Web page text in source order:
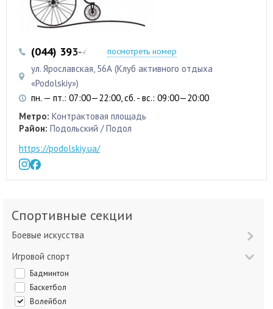
(044) 393-43-43 (044) 392-14-64
посмотреть номер
ул. Ярославская, 56А (Клуб активного отдыха
«Podolskiy»)
пн. — пт.: 07:00—22:00, сб. - вс.: 09:00—20:00
Метро: Контрактовая площадь
Район: Подольский / Подол
https://podolskiy.ua/
Спортивные секции
Боевые искусства
Игровой спорт
Бадминтон
Баскетбол
Волейбол